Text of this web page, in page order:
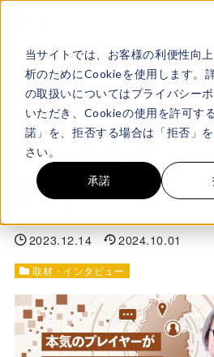
当サイトでは、お客様の利便性向
析のためにCookieを使用します。
の取扱いについてはプライバシー
いただき、Cookieの使用を許可す
諾」を、拒否する場合は「拒否」
さい。
承諾
HOME > 取材・インタビュー
本気のプレイヤー
進む。JBNの阿部
に聞く、地方企業
事なこと
2023.12.14 2024.10.01
取材・インタビュー